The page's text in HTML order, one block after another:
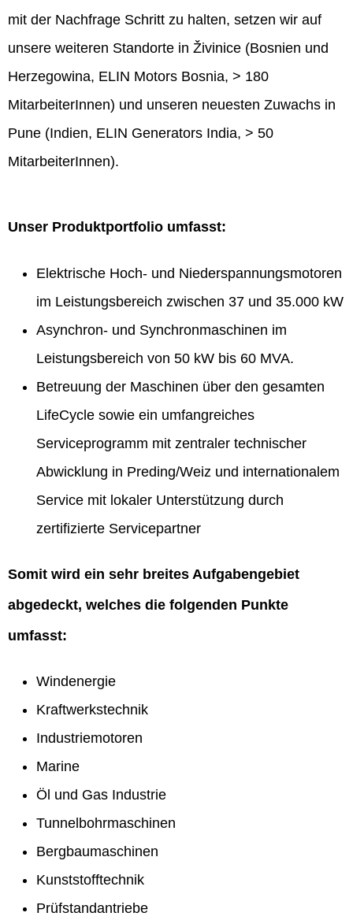
mit der Nachfrage Schritt zu halten, setzen wir auf
unsere weiteren Standorte in Živinice (Bosnien und
Herzegowina, ELIN Motors Bosnia, > 180
MitarbeiterInnen) und unseren neuesten Zuwachs in
Pune (Indien, ELIN Generators India, > 50
MitarbeiterInnen).
Unser Produktportfolio umfasst:
Elektrische Hoch- und Niederspannungsmotoren
im Leistungsbereich zwischen 37 und 35.000 kW
Asynchron- und Synchronmaschinen im
Leistungsbereich von 50 kW bis 60 MVA.
Betreuung der Maschinen über den gesamten
LifeCycle sowie ein umfangreiches
Serviceprogramm mit zentraler technischer
Abwicklung in Preding/Weiz und internationalem
Service mit lokaler Unterstützung durch
zertifizierte Servicepartner
Somit wird ein sehr breites Aufgabengebiet
abgedeckt, welches die folgenden Punkte
umfasst:
Windenergie
Kraftwerkstechnik
Industriemotoren
Marine
Öl und Gas Industrie
Tunnelbohrmaschinen
Bergbaumaschinen
Kunststofftechnik
Prüfstandantriebe